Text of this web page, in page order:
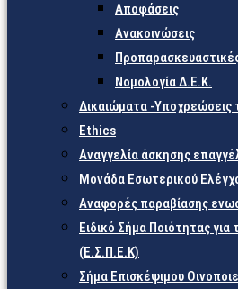
Αποφάσεις
Ανακοινώσεις
Νομολογία Δ.Ε.Κ.
Δικαιώματα -
Ethics
Αναγγελία άσκησης
Μονάδα Εσωτερικού
Αναφορές παραβίασης
Ειδικό Σήμα Ποιότητας για
(Ε.Σ.Π.Ε.Κ)
Σήμα Επισκέψιμου